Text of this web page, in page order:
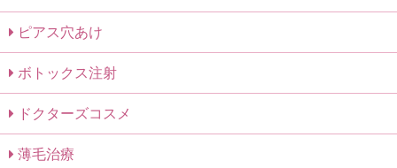
ピアス穴あけ
ボトックス注射
ドクターズコスメ
薄毛治療